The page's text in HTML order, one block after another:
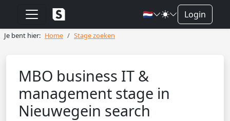
🇳🇱 Login
Je bent hier: Home Stage zoeken
MBO business IT &
management stage in
Nieuwegein search